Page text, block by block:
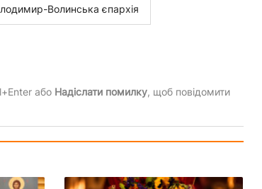
Волинська єпархія
або Надіслати помилку, щоб повідомити